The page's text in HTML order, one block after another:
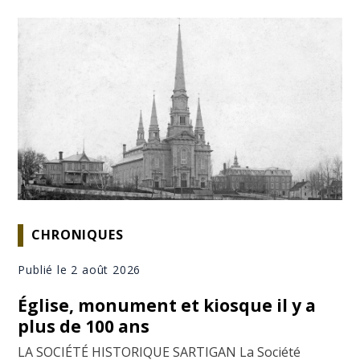
CHRONIQUES
Publié le 2 août 2026
Église, monument et kiosque il y a
plus de 100 ans
LA SOCIÉTÉ HISTORIQUE SARTIGAN La Société